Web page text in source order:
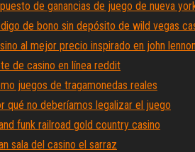
de ganancias de juego de nueva
de bono sin depósito de wild vegas
al mejor precio inspirado en john lennon
de casino en línea reddit
juegos de tragamonedas reales
qué no deberíamos legalizar el juego
funk railroad gold country casino
sala del casino el sarraz